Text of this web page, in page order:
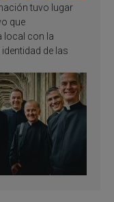
tuvo lugar
que
local con la
de las